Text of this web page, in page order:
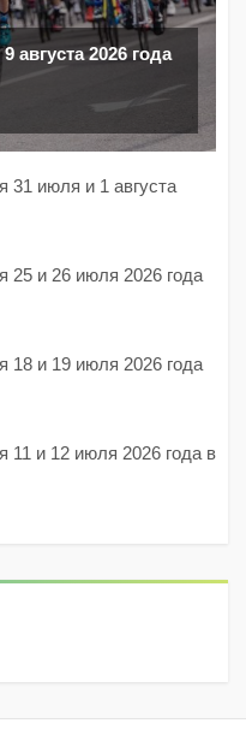
августа 2026 года
31 июля и 1 августа
25 и 26 июля 2026 года
18 и 19 июля 2026 года
11 и 12 июля 2026 года в